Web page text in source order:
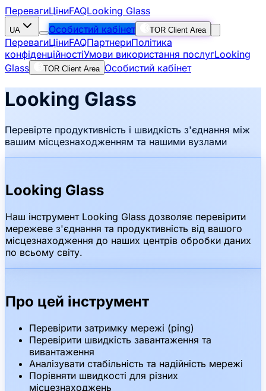
ПеревагиЦіниFAQLooking Glass
UA Особистий кабінет TOR Client Area
ПеревагиЦіниFAQПартнериПолітика
конфіденційностіУмови використання послугLooking
Glass
TOR Client Area Особистий кабінет
Looking Glass
Перевірте продуктивність і швидкість з'єднання між
вашим місцезнаходженням та нашими вузлами
Looking Glass
Наш інструмент Looking Glass дозволяє перевірити
мережеве з'єднання та продуктивність від вашого
місцезнаходження до наших центрів обробки даних
по всьому світу.
Про цей інструмент
Перевірити затримку мережі (ping)
Перевірити швидкість завантаження та
вивантаження
Аналізувати стабільність та надійність мережі
Порівняти швидкості для різних
місцезнаходжень